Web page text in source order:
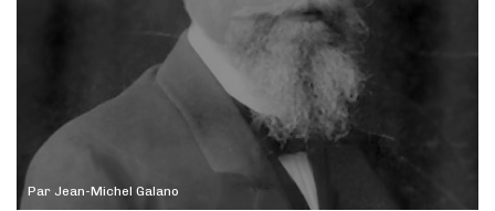
Par Jean-Michel Galano